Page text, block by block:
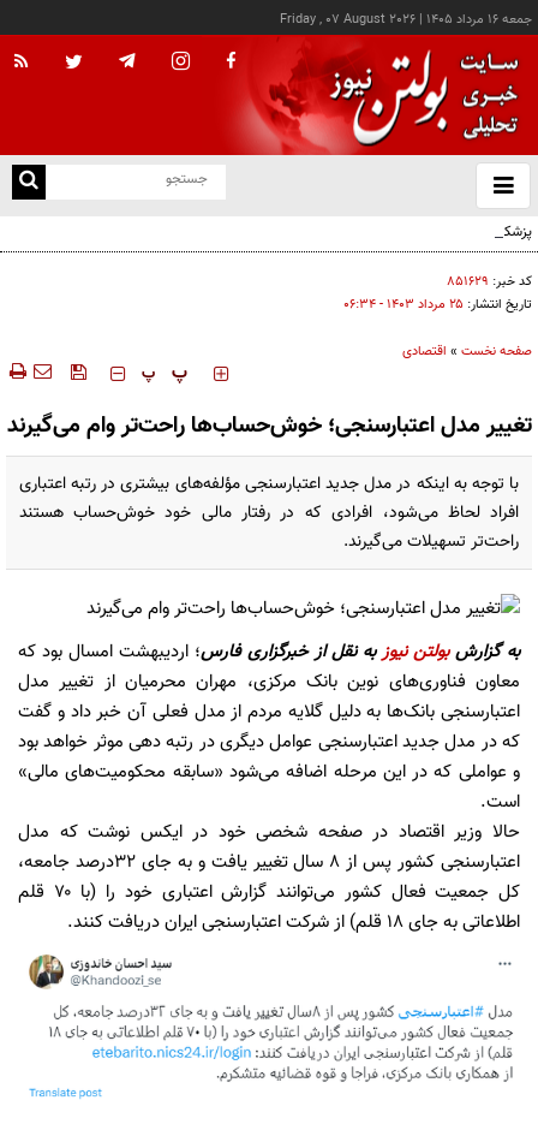
جمعه ۱۶ مرداد ۱۴۰۵ |
Friday , 07 August 2026
باز
و
پزشکیان: خدمت بی‌منت و مشارکت مردمی، پایه حل مشکلات کشور است
کد خبر: ۸۵۱۶۲۹
تاریخ انتشار: ۲۵ مرداد ۱۴۰۳ - ۰۶:۳۴
صفحه نخست » اقتصادی
‍‍‍ پ پ
تغییر مدل اعتبارسنجی‌؛ خوش‌حساب‌ها راحت‌تر وام می‌گیرند
با توجه به اینکه در مدل جدید اعتبارسنجی مؤلفه‌های بیشتری در رتبه اعتباری
افراد لحاظ می‌شود، افرادی که در رفتار مالی خود خوش‌حساب هستند
راحت‌تر تسهیلات می‌گیرند.
به گزارشبولتن نیوزبه نقل ازخبرگزاری فارس؛ اردیبهشت‌ امسال بود که
معاون فناوری‌های نوین بانک مرکزی، مهران محرمیان از تغییر مدل
اعتبارسنجی بانک‌ها به دلیل گلایه مردم از مدل فعلی آن خبر داد و گفت
که در مدل جدید اعتبارسنجی عوامل دیگری در رتبه دهی موثر خواهد بود
و عواملی که در این مرحله اضافه می‌شود «سابقه محکومیت‌های مالی»
است.
حالا وزیر اقتصاد در صفحه شخصی خود در ایکس نوشت که مدل
اعتبارسنجی کشور پس از ۸ سال تغییر یافت و به جای ۳۲درصد جامعه،
کل جمعیت فعال کشور می‌توانند گزارش اعتباری خود را (با ۷۰ قلم
اطلاعاتی به جای ۱۸ قلم) از شرکت اعتبارسنجی ایران دریافت کنند.